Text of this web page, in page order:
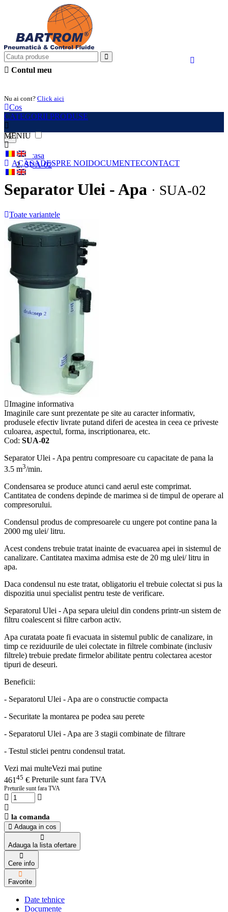
Contul meu
Nu ai cont? Click aici
Cos
CATEGORII PRODUSE
MENIU
ACASADESPRE NOIDOCUMENTECONTACT
×
Acasa
SUA-02
Separator Ulei - Apa · SUA-02
Toate variantele
Imagine informativa
Imaginile care sunt prezentate pe site au caracter informativ,
produsele efectiv livrate putand diferi de acestea in ceea ce priveste
culoarea, aspectul, forma, inscriptionarea, etc.
Cod: SUA-02
Separator Ulei - Apa pentru compresoare cu capacitate de pana la
3.5 m3/min.
Condensarea se produce atunci cand aerul este comprimat.
Cantitatea de condens depinde de marimea si de timpul de operare al
compresorului.
Condensul produs de compresoarele cu ungere pot contine pana la
2000 mg ulei/ litru.
Acest condens trebuie tratat inainte de evacuarea apei in sistemul de
canalizare. Cantitatea maxima admisa este de 20 mg ulei/ litru in
apa.
Daca condensul nu este tratat, obligatoriu el trebuie colectat si pus la
dispozitia unui specialist pentru teste de verificare.
Separatorul Ulei - Apa separa uleiul din condens printr-un sistem de
filtru coalescent si filtre carbon activ.
Apa curatata poate fi evacuata in sistemul public de canalizare, in
timp ce reziduurile de ulei colectate in filtrele combinate (inclusiv
filtrele) trebuie predate firmelor abilitate pentru colectarea acestor
tipuri de deseuri.
Beneficii:
- Separatorul Ulei - Apa are o constructie compacta
- Securitate la montarea pe podea sau perete
- Separatorul Ulei - Apa are 3 stagii combinate de filtrare
- Testul sticlei pentru condensul tratat.
Vezi mai multeVezi mai putine
461 45 € Preturile sunt fara TVA
Preturile sunt fara TVA
la comanda
Adauga in cos
Adauga la lista ofertare
Cere info
Favorite
Date tehnice
Documente